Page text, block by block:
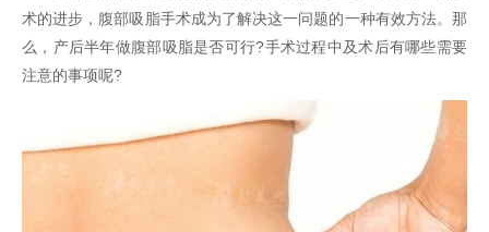
术的进步，腹部吸脂手术成为了解决这一问题的一种有效方法。那
么，产后半年做腹部吸脂是否可行?手术过程中及术后有哪些需要
注意的事项呢?